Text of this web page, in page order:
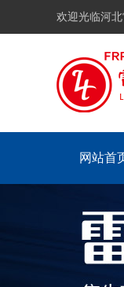
欢迎光临河
网站首